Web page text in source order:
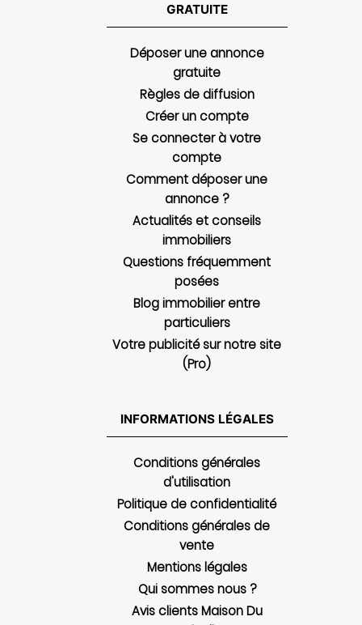
GRATUITE
Déposer une annonce
gratuite
Règles de diffusion
Créer un compte
Se connecter à votre
compte
Comment déposer une
annonce ?
Actualités et conseils
immobiliers
Questions fréquemment
posées
Blog immobilier entre
particuliers
Votre publicité sur notre site
(Pro)
INFORMATIONS LÉGALES
Conditions générales
d'utilisation
Politique de confidentialité
Conditions générales de
vente
Mentions légales
Qui sommes nous ?
Avis clients Maison Du